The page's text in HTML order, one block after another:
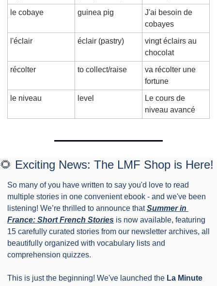
le cobaye guinea pig
J'ai besoin de
cobayes
l'éclair éclair (pastry)
vingt éclairs au
chocolat
récolter to collect/raise
va récolter une
fortune
le niveau level
Le cours de
niveau avancé
🌻 Exciting News: The LMF Shop is Here!
So many of you have written to say you'd love to read
multiple stories in one convenient ebook - and we've been
listening! We’re thrilled to announce that Summer in
France: Short French Stories is now available, featuring
15 carefully curated stories from our newsletter archives, all
beautifully organized with vocabulary lists and
comprehension quizzes.
This is just the beginning! We've launched the La Minute